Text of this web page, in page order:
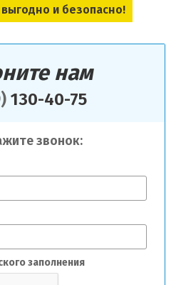
нам
130-40-75
звонок:
заполнения
и безопасно!